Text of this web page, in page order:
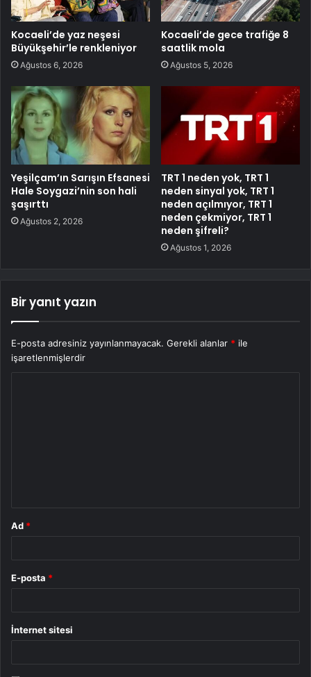
Kocaeli’de yaz neşesi
Büyükşehir’le renkleniyor
Ağustos 6, 2026
Kocaeli’de gece trafiğe 8
saatlik mola
Ağustos 5, 2026
Yeşilçam’ın Sarışın Efsanesi
Hale Soygazi’nin son hali
şaşırttı
Ağustos 2, 2026
TRT 1 neden yok, TRT 1
neden sinyal yok, TRT 1
neden açılmıyor, TRT 1
neden çekmiyor, TRT 1
neden şifreli?
Ağustos 1, 2026
Bir yanıt yazın
E-posta adresiniz yayınlanmayacak. Gerekli alanlar * ile
işaretlenmişlerdir
Ad *
E-posta *
İnternet sitesi